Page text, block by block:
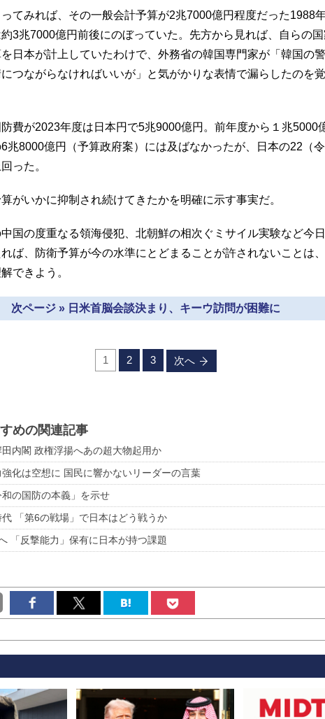
てみれば、その一般会計予算が2兆7000億円程度だった1988
3兆7000億円前後にのぼっていた。先方から見れば、自らの
を日本が計上していたわけで、外務省の韓国専門家が「韓国の
つながらなければいいが」と気がかりな表情で漏らしたのを
費が2023年度は日本円で5兆9000億円。前年度から１兆5000
兆8000億円（予算政府案）には及ばなかったが、日本の22（
った。
がいかに抑制され続けてきたかを明確に示す事実だ。
国の度重なる領海侵犯、北朝鮮の相次ぐミサイル実験など今
ば、防衛予算が今の水準にとどまることが許されないことは
できよう。
次ページ » 日米首脳会談決まり、キーウ訪問が困難に
1 2 3 次へ
めの関連記事
内閣 政権浮揚へあの超大物起用か
化は空想に 国民に響かないリーダーの言葉
の国防の本義」を示せ
「第6の戦場」で日本はどう戦うか
「反撃能力」保有に日本が持つ課題